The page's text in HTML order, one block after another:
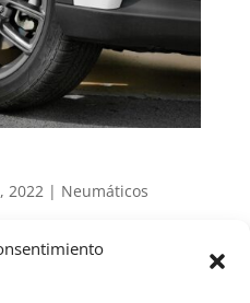
2022| Neumáticos
es un producto de alta
único punto de unión